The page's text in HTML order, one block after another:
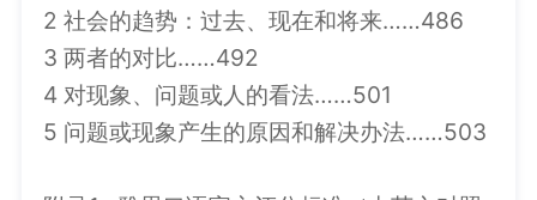
2 社会的趋势：过去、现在和将来……486
3 两者的对比……492
4 对现象、问题或人的看法……501
5 问题或现象产生的原因和解决办法……503